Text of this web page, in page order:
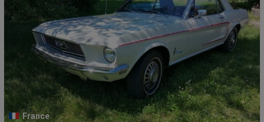
France